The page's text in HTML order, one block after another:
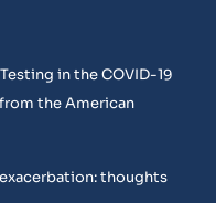
in the COVID-19
the American
thoughts